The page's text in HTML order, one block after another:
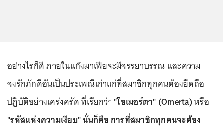
อย่างไรก็ดี ภายในแก๊งมาเฟียจะมีจรรยาบรรณ และความ
จงรักภักดีอันเป็นประเพณีเก่าแก่ที่สมาชิกทุกคนต้องยึดถือ
ปฏิบัติอย่างเคร่งครัด ที่เรียกว่า "โอเมอร์ตา" (Omerta)หรือ
"รหัสแห่งความเงียบ"นั่นก็คือ การที่สมาชิกทุกคนจะต้อง